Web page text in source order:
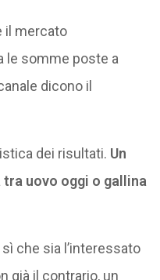
il mercato
le somme poste a
dicono il
dei risultati. Un
uovo oggi o gallina
che sia l’interessato
già il contrario, un